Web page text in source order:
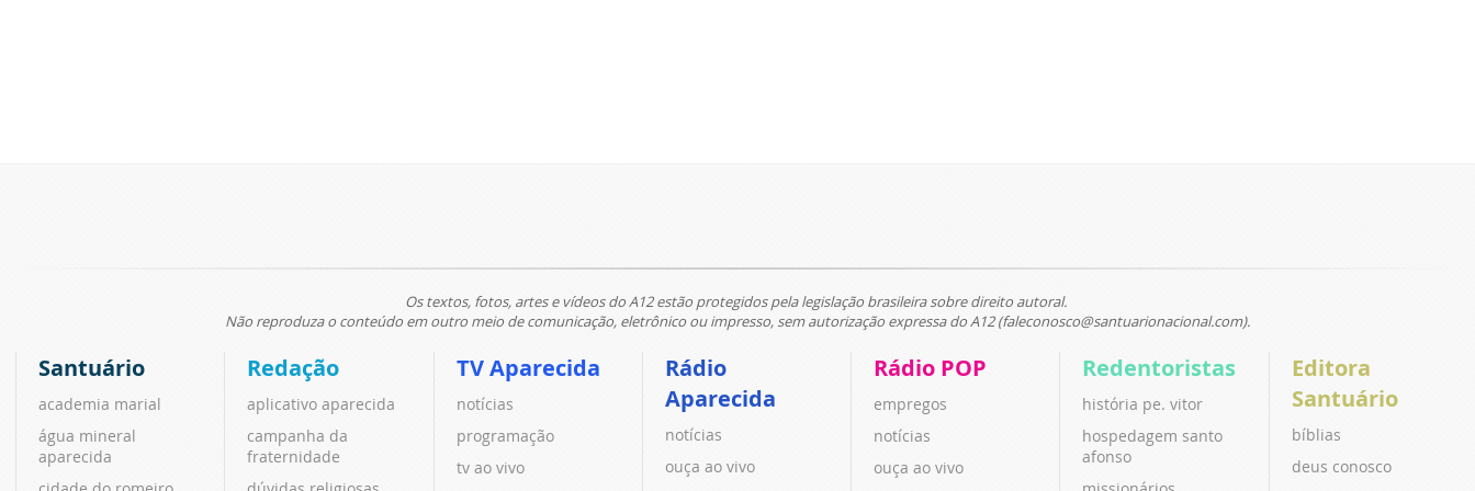
Os textos, fotos, artes e vídeos do A12 estão protegidos pela legislação brasileira sobre direito autoral.
Não reproduza o conteúdo em outro meio de comunicação, eletrônico ou impresso, sem autorização expressa do A12 (faleconosco@santuarionacional.com).
Santuário
academia marial
água mineral
aparecida
Redação
aplicativo aparecida
campanha da
fraternidade
TV Aparecida
notícias
programação
tv ao vivo
Rádio
Aparecida
notícias
ouça ao vivo
Rádio POP
empregos
notícias
ouça ao vivo
Redentoristas
história pe. vitor
hospedagem santo
afonso
Editora
Santuário
bíblias
deus conosco